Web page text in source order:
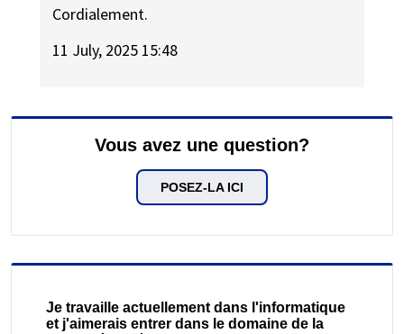
Cordialement.
11 July, 2025 15:48
Vous avez une question?
POSEZ-LA ICI
Je travaille actuellement dans l'informatique
et j'aimerais entrer dans le domaine de la